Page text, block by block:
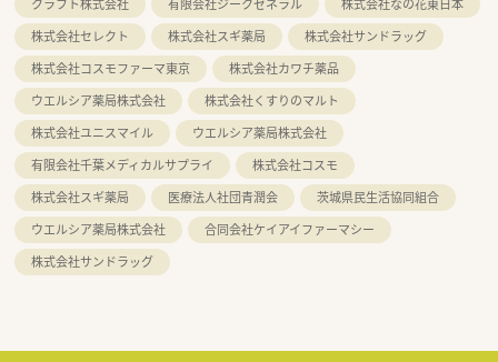
株式会社セレクト
株式会社スギ薬局
株式会社サンドラッグ
株式会社コスモファーマ東京
株式会社カワチ薬品
ウエルシア薬局株式会社
株式会社くすりのマルト
株式会社ユニスマイル
ウエルシア薬局株式会社
有限会社千葉メディカルサプライ
株式会社コスモ
株式会社スギ薬局
医療法人社団青潤会
茨城県民生活協同組合
ウエルシア薬局株式会社
合同会社ケイアイファーマシー
株式会社サンドラッグ